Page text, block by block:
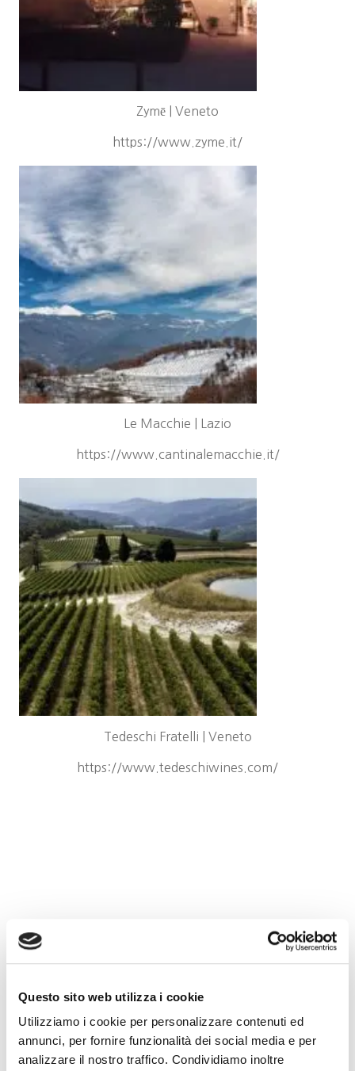
Questo sito web utilizza i cookie
Utilizziamo i cookie per personalizzare contenuti ed
annunci, per fornire funzionalità dei social media e per
analizzare il nostro traffico. Condividiamo inoltre
Zymē | Veneto
https://www.zyme.it/
Le Macchie | Lazio
https://www.cantinalemacchie.it/
Tedeschi Fratelli | Veneto
https://www.tedeschiwines.com/